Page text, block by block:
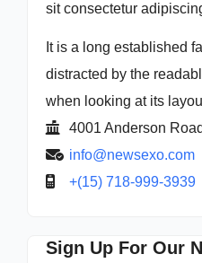
sit consectetur
It is a long established
distracted by the
when looking at its
4001 Anderson
info@newsexo.com
+(15) 718-999-3939
Sign Up For Our